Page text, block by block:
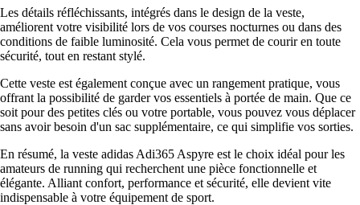
Les détails réfléchissants, intégrés dans le design de la veste,
améliorent votre visibilité lors de vos courses nocturnes ou dans des
conditions de faible luminosité. Cela vous permet de courir en toute
sécurité, tout en restant stylé.
Cette veste est également conçue avec un rangement pratique, vous
offrant la possibilité de garder vos essentiels à portée de main. Que ce
soit pour des petites clés ou votre portable, vous pouvez vous déplacer
sans avoir besoin d'un sac supplémentaire, ce qui simplifie vos sorties.
En résumé, la veste adidas Adi365 Aspyre est le choix idéal pour les
amateurs de running qui recherchent une pièce fonctionnelle et
élégante. Alliant confort, performance et sécurité, elle devient vite
indispensable à votre équipement de sport.